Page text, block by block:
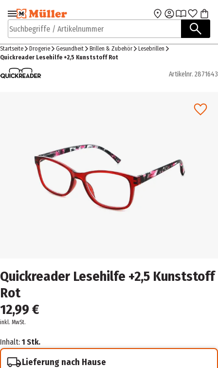
Zur Navigation
springen
Zum Hauptinhalt
Suchbegriffe / Artikelnummer
Startseite Drogerie Gesundheit Brillen & Zubehör
Lesebrillen
Quickreader Lesehilfe +2,5 Kunststoff Rot
Artikelnr. 2871643
Quickreader Lesehilfe +2,5 Kunststoff
Rot
12,99 €
inkl. MwSt.
Inhalt: 1 Stk.
Lieferung nach Hause